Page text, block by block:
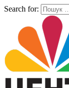
Search for: